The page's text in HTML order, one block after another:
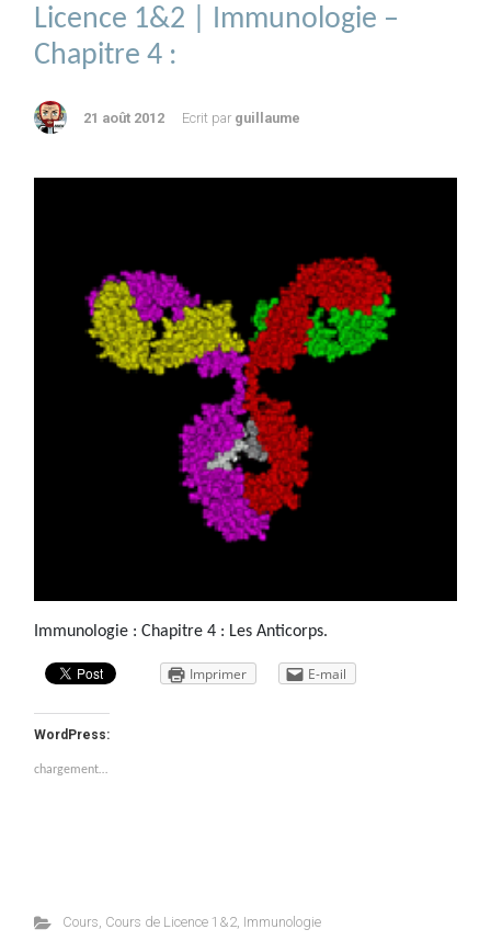
Licence 1&2 | Immunologie –
Chapitre 4 :
21 août 2012 Ecrit par guillaume
Immunologie : Chapitre 4 : Les Anticorps.
Imprimer E-mail
WordPress:
chargement…
Cours, Cours de Licence 1&2, Immunologie